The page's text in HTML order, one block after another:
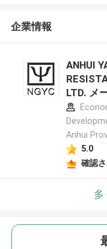
企業情報
ANHUI
LTD. メ
Anhui
5.0
確認
多